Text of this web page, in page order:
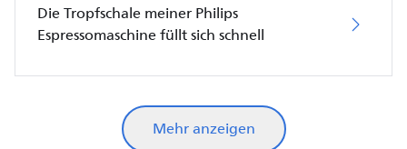
Die Tropfschale meiner Philips
Espressomaschine füllt sich schnell
Mehr anzeigen